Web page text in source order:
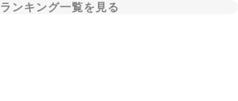
ランキング一覧を見る